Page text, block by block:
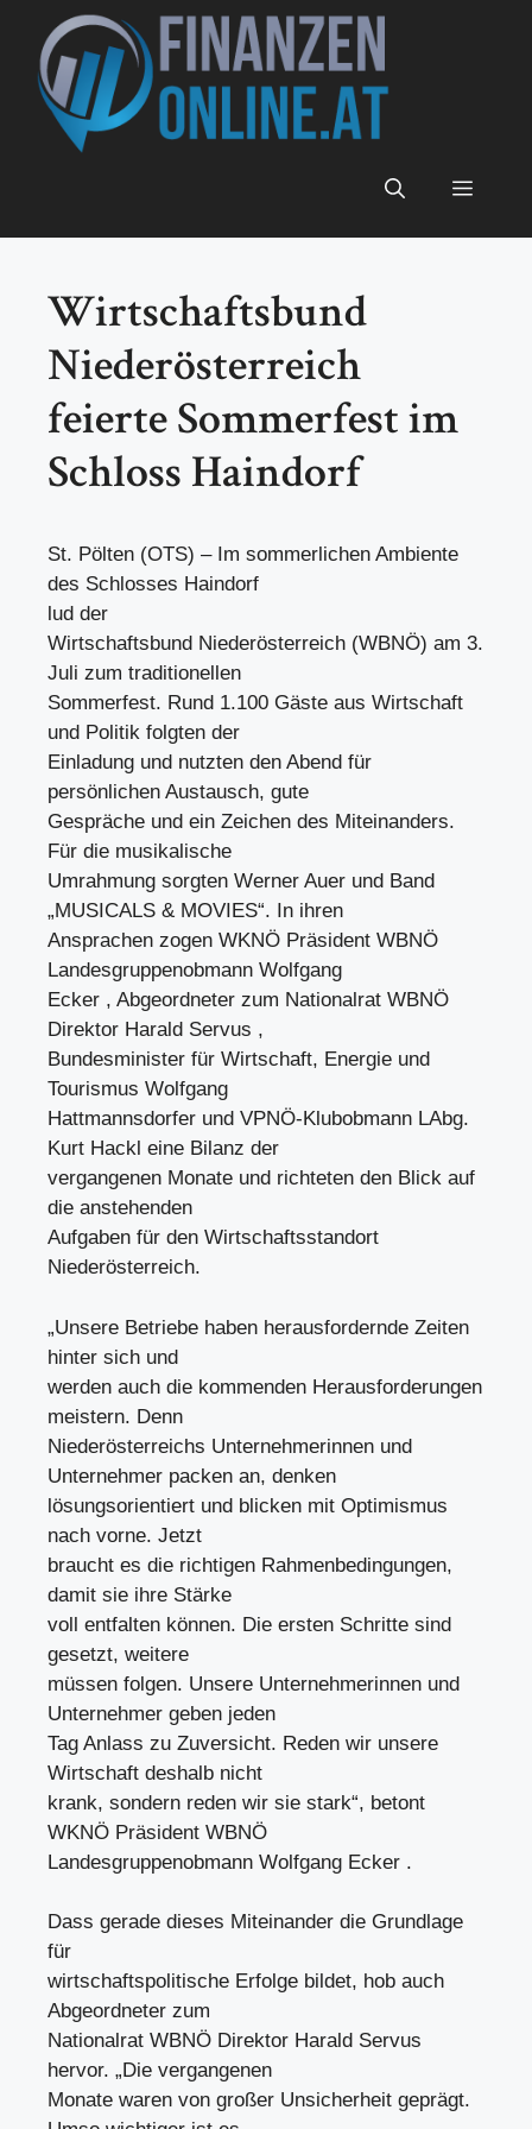
Inhalt
springen
Menü
Wirtschaftsbund
Niederösterreich
feierte Sommerfest im
Schloss Haindorf
St. Pölten (OTS) – Im sommerlichen Ambiente
des Schlosses Haindorf
lud der
Wirtschaftsbund Niederösterreich (WBNÖ) am 3.
Juli zum traditionellen
Sommerfest. Rund 1.100 Gäste aus Wirtschaft
und Politik folgten der
Einladung und nutzten den Abend für
persönlichen Austausch, gute
Gespräche und ein Zeichen des Miteinanders.
Für die musikalische
Umrahmung sorgten Werner Auer und Band
„MUSICALS & MOVIES“. In ihren
Ansprachen zogen WKNÖ Präsident WBNÖ
Landesgruppenobmann Wolfgang
Ecker , Abgeordneter zum Nationalrat WBNÖ
Direktor Harald Servus ,
Bundesminister für Wirtschaft, Energie und
Tourismus Wolfgang
Hattmannsdorfer und VPNÖ-Klubobmann LAbg.
Kurt Hackl eine Bilanz der
vergangenen Monate und richteten den Blick auf
die anstehenden
Aufgaben für den Wirtschaftsstandort
Niederösterreich.
„Unsere Betriebe haben herausfordernde Zeiten
hinter sich und
werden auch die kommenden Herausforderungen
meistern. Denn
Niederösterreichs Unternehmerinnen und
Unternehmer packen an, denken
lösungsorientiert und blicken mit Optimismus
nach vorne. Jetzt
braucht es die richtigen Rahmenbedingungen,
damit sie ihre Stärke
voll entfalten können. Die ersten Schritte sind
gesetzt, weitere
müssen folgen. Unsere Unternehmerinnen und
Unternehmer geben jeden
Tag Anlass zu Zuversicht. Reden wir unsere
Wirtschaft deshalb nicht
krank, sondern reden wir sie stark“, betont
WKNÖ Präsident WBNÖ
Landesgruppenobmann Wolfgang Ecker .
Dass gerade dieses Miteinander die Grundlage
für
wirtschaftspolitische Erfolge bildet, hob auch
Abgeordneter zum
Nationalrat WBNÖ Direktor Harald Servus
hervor. „Die vergangenen
Monate waren von großer Unsicherheit geprägt.